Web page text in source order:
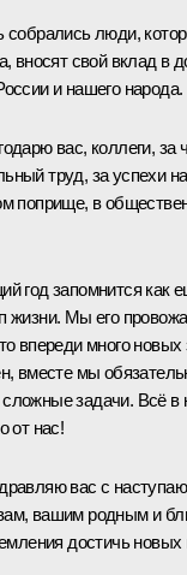
собрались люди,
вносят свой вклад в
и нашего народа.
вас, коллеги, за
труд, за успехи
поприще, в
год запомнится как
жизни. Мы его
впереди много
вместе мы
задачи. Всё в
от нас!
вас с
вашим родным и
достичь новых